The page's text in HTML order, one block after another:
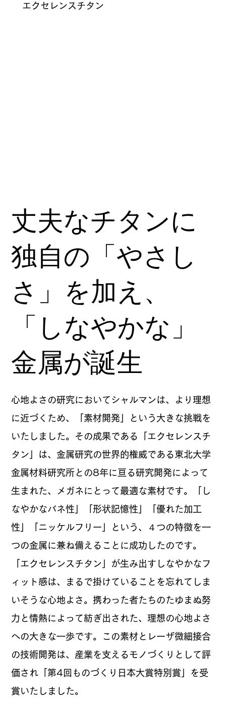
エクセレンスチタン
丈夫なチタンに
独自の「やさし
さ」を加え、
「しなやかな」
金属が誕生
心地よさの研究においてシャルマンは、より理想
に近づくため、「素材開発」という大きな挑戦を
いたしました。その成果である「エクセレンスチ
タン」は、金属研究の世界的権威である東北大学
金属材料研究所との8年に亘る研究開発によって
生まれた、メガネにとって最適な素材です。「し
なやかなバネ性」「形状記憶性」「優れた加工
性」「ニッケルフリー」という、４つの特徴を一
つの金属に兼ね備えることに成功したのです。
「エクセレンスチタン」が生み出すしなやかなフ
ィット感は、まるで掛けていることを忘れてしま
いそうな心地よさ。携わった者たちのたゆまぬ努
力と情熱によって紡ぎ出された、理想の心地よさ
への大きな一歩です。この素材とレーザ微細接合
の技術開発は、産業を支えるモノづくりとして評
価され「第4回ものづくり日本大賞特別賞」を受
賞いたしました。